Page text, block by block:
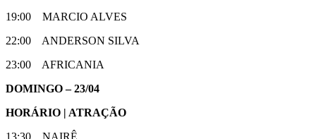
19:00 MARCIO ALVES
22:00 ANDERSON SILVA
23:00 AFRICANIA
DOMINGO – 23/04
HORÁRIO | ATRAÇÃO